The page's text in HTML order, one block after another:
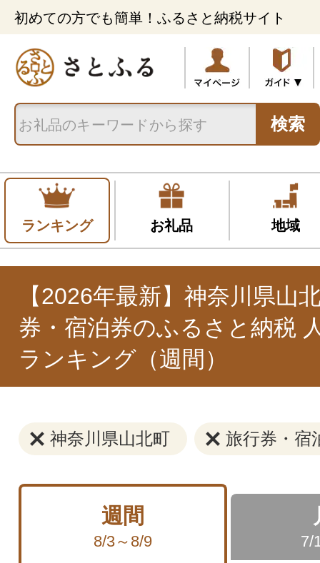
初めての方でも簡単！ふるさと納税サイト
検索
ランキング お礼品 地域
【2026年最新】神奈川県山
券・宿泊券のふるさと納税
ランキング（週間）
神奈川県山北町 旅行券・宿
週間
8/3～8/9 7/